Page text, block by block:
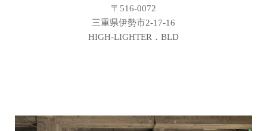
〒516-0072
三重県伊勢市2-17-16
HIGH-LIGHTER．BLD